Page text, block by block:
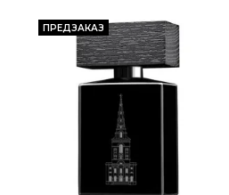
ПРЕДЗАКАЗ